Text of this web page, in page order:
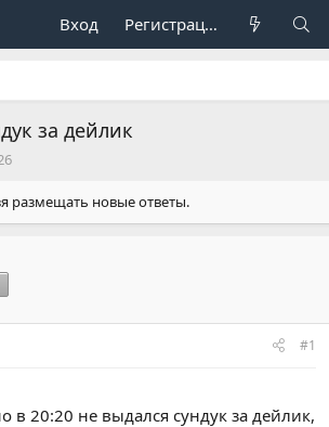
Вход Регистрация
за дейлик
размещать новые ответы.
#1
в 20:20 не выдался сундук за дейлик,